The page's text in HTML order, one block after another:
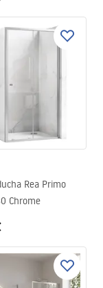
Rea Primo
Chrome